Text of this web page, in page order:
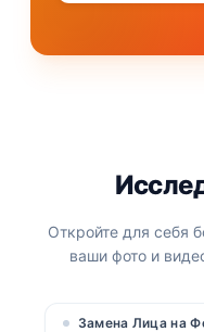
Откройте для себя
ваши фото и
Замена Лица на